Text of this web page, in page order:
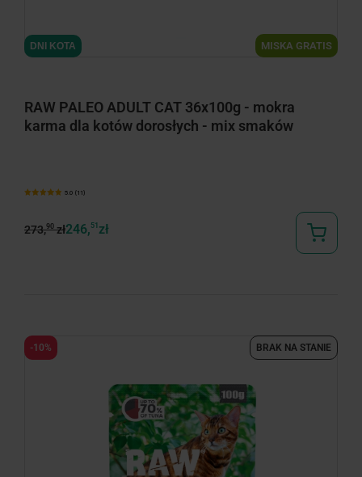
MISKA GRATIS
DNI KOTA
RAW PALEO ADULT CAT 36x100g - mokra
karma dla kotów dorosłych - mix smaków
5.0 (11)
273,90zł246, 51 zł
-10% BRAK NA STANIE